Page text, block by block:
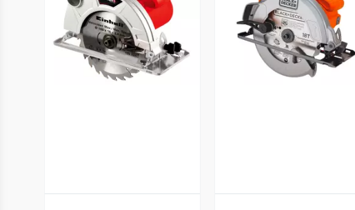
Vista Previa Vista Previa